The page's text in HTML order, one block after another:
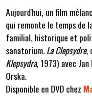
Aujourd'hui, un film
qui remonte le temps de
familial, historique et
sanatorium.La Clepsydre,
Klepsydra, 1973) avec
Orska.
Disponible en DVD chez